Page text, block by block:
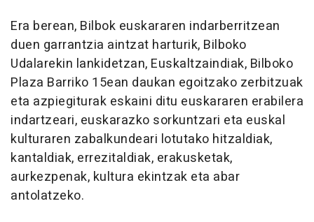
Era berean, Bilbok euskararen indarberritzean
duen garrantzia aintzat harturik, Bilboko
Udalarekin lankidetzan, Euskaltzaindiak, Bilboko
Plaza Barriko 15ean daukan egoitzako zerbitzuak
eta azpiegiturak eskaini ditu euskararen erabilera
indartzeari, euskarazko sorkuntzari eta euskal
kulturaren zabalkundeari lotutako hitzaldiak,
kantaldiak, errezitaldiak, erakusketak,
aurkezpenak, kultura ekintzak eta abar
antolatzeko.